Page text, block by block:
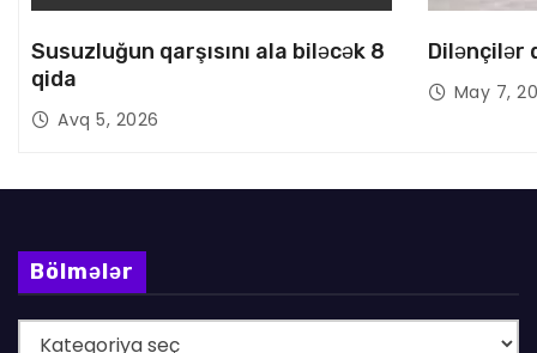
Susuzluğun qarşısını ala biləcək 8
qida
Avq 5, 2026
Dilənçilər
May 7,
Bölmələr